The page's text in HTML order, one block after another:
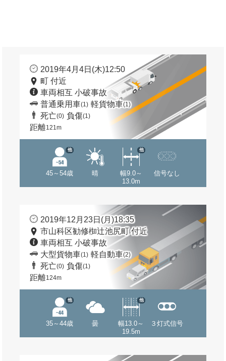
2019年4月4日(木)12:50
町 付近
車両相互 小破事故
普通乗用車(1) 軽貨物車(1)
死亡(0) 負傷(1)
距離121m
45～54歳
他
晴
幅9.0～
13.0m
他
信号なし
2019年12月23日(月)18:35
市山科区勧修椥辻池尻町 付近
車両相互 小破事故
大型貨物車(1) 軽自動車(2)
死亡(0) 負傷(1)
距離124m
35～44歳
他
曇
幅13.0～
19.5m
他
３灯式信号